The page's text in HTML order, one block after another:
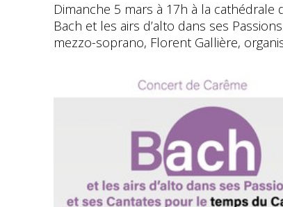
Dimanche 5 mars à 17h à la cathédrale
Bach et les airs d’alto dans ses
mezzo-soprano, Florent Gallière,